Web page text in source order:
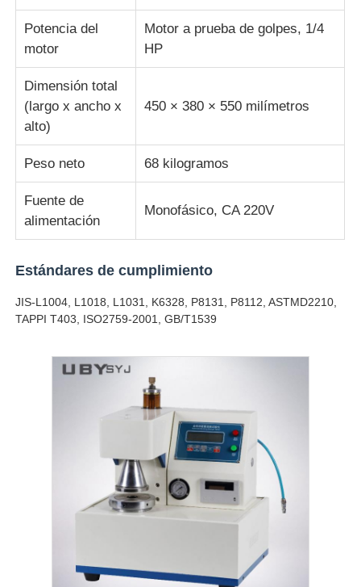
Potencia del
motor
Motor a prueba de golpes, 1/4
HP
Dimensión total
(largo x ancho x
alto)
450 × 380 × 550 milímetros
Peso neto 68 kilogramos
Fuente de
alimentación
Monofásico, CA 220V
Estándares de cumplimiento
JIS-L1004, L1018, L1031, K6328, P8131, P8112, ASTMD2210,
TAPPI T403, ISO2759-2001, GB/T1539